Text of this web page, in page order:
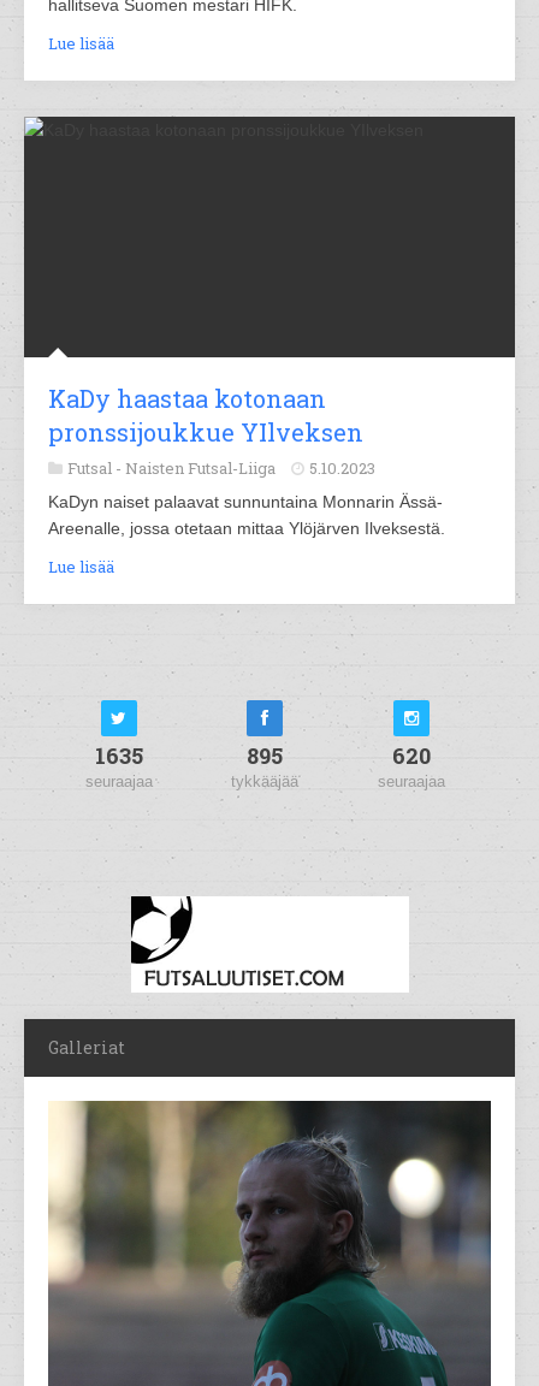
hallitseva Suomen mestari HIFK.
Lue lisää
KaDy haastaa kotonaan
pronssijoukkue YIlveksen
Futsal - Naisten Futsal-Liiga 5.10.2023
KaDyn naiset palaavat sunnuntaina Monnarin Ässä-
Areenalle, jossa otetaan mittaa Ylöjärven Ilveksestä.
Lue lisää
1635
seuraajaa
895
tykkääjää
620
seuraajaa
Galleriat